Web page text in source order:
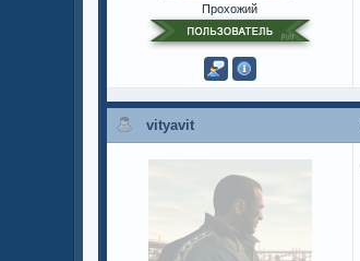
Прохожий
vityavit